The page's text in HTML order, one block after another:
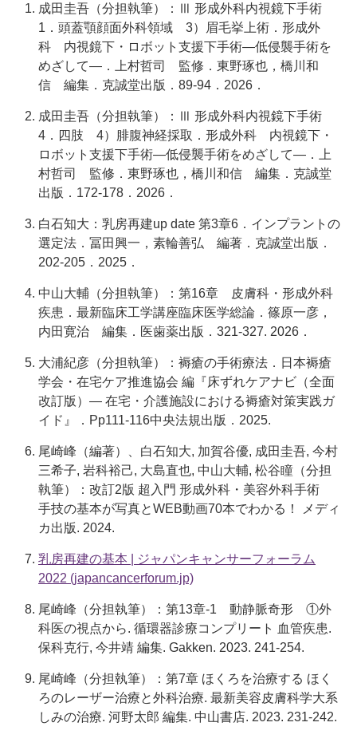
成田圭吾（分担執筆）：Ⅲ 形成外科内視鏡下手術
1．頭蓋顎顔面外科領域 3）眉毛挙上術．形成外
科 内視鏡下・ロボット支援下手術―低侵襲手術を
めざして―．上村哲司 監修．東野琢也，橋川和
信 編集．克誠堂出版．89-94．2026．
成田圭吾（分担執筆）：Ⅲ 形成外科内視鏡下手術
4．四肢 4）腓腹神経採取．形成外科 内視鏡下・
ロボット支援下手術―低侵襲手術をめざして―．上
村哲司 監修．東野琢也，橋川和信 編集．克誠堂
出版．172-178．2026．
白石知大：乳房再建up date 第3章6．インプラントの
選定法．冨田興一，素輪善弘 編著．克誠堂出版．
202-205．2025．
中山大輔（分担執筆）：第16章 皮膚科・形成外科
疾患．最新臨床工学講座臨床医学総論．篠原一彦，
内田寛治 編集．医歯薬出版．321-327. 2026．
大浦紀彦（分担執筆）：褥瘡の手術療法．日本褥瘡
学会・在宅ケア推進協会 編『床ずれケアナビ（全面
改訂版）― 在宅・介護施設における褥瘡対策実践ガ
イド』．Pp111-116中央法規出版．2025.
尾崎峰（編著）、白石知大, 加賀谷優, 成田圭吾, 今村
三希子, 岩科裕己, 大島直也, 中山大輔, 松谷瞳（分担
執筆）：改訂2版 超入門 形成外科・美容外科手術
手技の基本が写真とWEB動画70本でわかる！ メディ
カ出版. 2024.
乳房再建の基本 | ジャパンキャンサーフォーラム
2022 (japancancerforum.jp)
尾崎峰（分担執筆）：第13章-1 動静脈奇形 ①外
科医の視点から. 循環器診療コンプリート 血管疾患.
保科克行, 今井靖 編集. Gakken. 2023. 241-254.
尾崎峰（分担執筆）：第7章 ほくろを治療する ほく
ろのレーザー治療と外科治療. 最新美容皮膚科学大系
しみの治療. 河野太郎 編集. 中山書店. 2023. 231-242.